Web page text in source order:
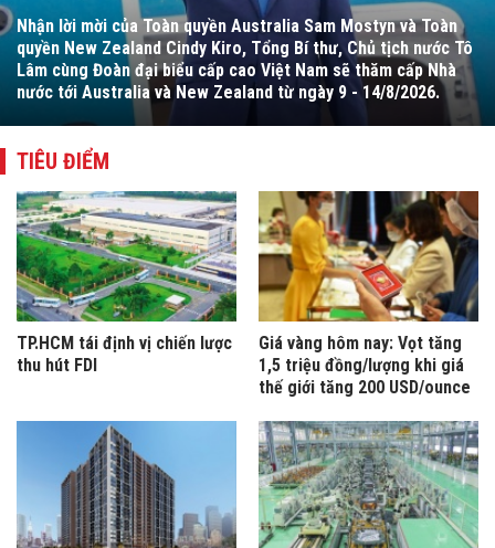
Còn băn khoăn về quy định Ngân hàng Nhà nước được áp dụng
tỷ lệ bảo đảm an toàn khác so với mức quy định đối với tổ
chức tín dụng nhằm mục tiêu phát triển kinh tế - xã hội.
TIÊU ĐIỂM
TP.HCM tái định vị chiến lược
thu hút FDI
Giá vàng hôm nay: Vọt tăng
1,5 triệu đồng/lượng khi giá
thế giới tăng 200 USD/ounce